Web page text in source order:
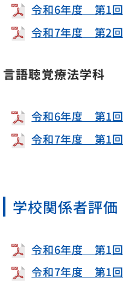
令和6年度 第1回
令和7年度 第2回
言語聴覚療法学科
令和6年度 第1回
令和7年度 第1回
学校関係者評価
令和6年度 第1回
令和7年度 第1回